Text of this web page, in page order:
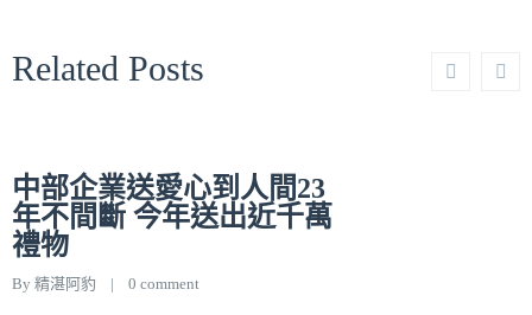
Related Posts
中部企業送愛心到人間23
年不間斷 今年送出近千萬
禮物
By 精湛阿豹
    |
0 comment